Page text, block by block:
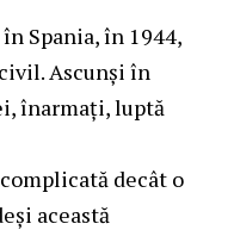
Spania, în 1944,
Ascunși în
înarmați, luptă
decât o
această